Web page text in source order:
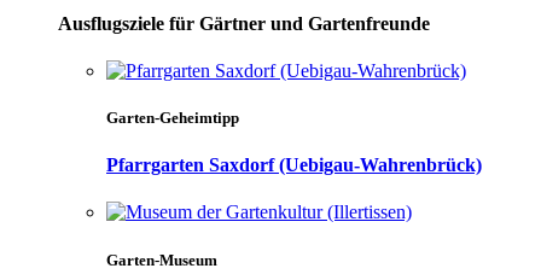
Ausflugsziele für Gärtner und Gartenfreunde
Garten-Geheimtipp
Pfarrgarten Saxdorf (Uebigau-Wahrenbrück)
Garten-Museum